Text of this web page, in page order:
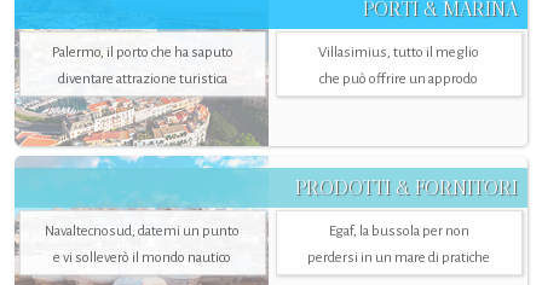
PORTI & MARINA
Palermo, il porto che ha saputo
diventare attrazione turistica
Villasimius, tutto il meglio
che può offrire un approdo
PRODOTTI & FORNITORI
Navaltecnosud, datemi un punto
e vi solleverò il mondo nautico
Egaf, la bussola per non
perdersi in un mare di pratiche